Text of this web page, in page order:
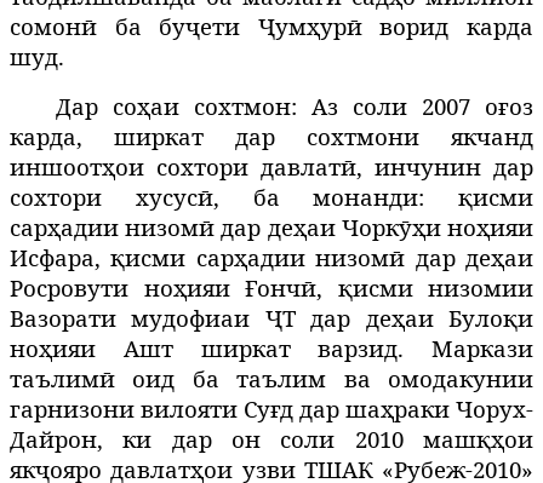
сомонӣ ба буҷети Ҷумҳурӣ ворид карда
шуд.
Дар соҳаи сохтмон: Аз соли 2007 оғоз
карда, ширкат дар сохтмони якчанд
иншоотҳои сохтори давлатӣ, инчунин дар
сохтори хусусӣ, ба монанди: қисми
сарҳадии низомӣ дар деҳаи Чоркӯҳи ноҳияи
Исфара, қисми сарҳадии низомӣ дар деҳаи
Росровути ноҳияи Ғончӣ, қисми низомии
Вазорати мудофиаи ҶТ дар деҳаи Булоқи
ноҳияи Ашт ширкат варзид. Маркази
таълимӣ оид ба таълим ва омодакунии
гарнизони вилояти Суғд дар шаҳраки Чорух-
Дайрон, ки дар он соли 2010 машқҳои
якҷояро давлатҳои узви ТШАК «Рубеж-2010»